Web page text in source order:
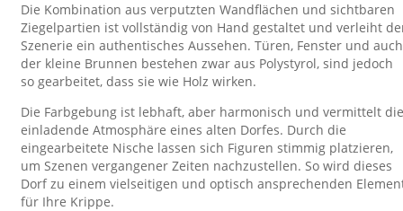
Die Kombination aus verputzten Wandflächen und sichtbaren
Ziegelpartien ist vollständig von Hand gestaltet und verleiht
Szenerie ein authentisches Aussehen. Türen, Fenster und auch
der kleine Brunnen bestehen zwar aus Polystyrol, sind jedoch
so gearbeitet, dass sie wie Holz wirken.
Die Farbgebung ist lebhaft, aber harmonisch und vermittelt die
einladende Atmosphäre eines alten Dorfes. Durch die
eingearbeitete Nische lassen sich Figuren stimmig platzieren,
um Szenen vergangener Zeiten nachzustellen. So wird dieses
Dorf zu einem vielseitigen und optisch ansprechenden
für Ihre Krippe.